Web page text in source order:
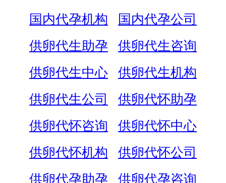
国内代孕机构
国内代孕公司
供卵代生助孕
供卵代生咨询
供卵代生中心
供卵代生机构
供卵代生公司
供卵代怀助孕
供卵代怀咨询
供卵代怀中心
供卵代怀机构
供卵代怀公司
供卵代孕助孕
供卵代孕咨询